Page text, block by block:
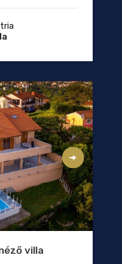
villa